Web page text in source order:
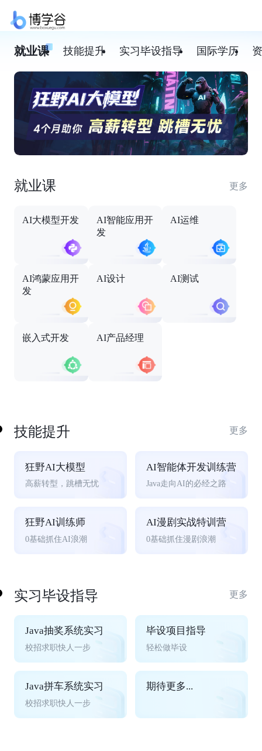
就业课 技能提升 实习毕设指导 国际学历
就业课 更多
AI大模型开发
AI智能应用开
发
AI运维
AI鸿蒙应用开
发
AI设计 AI测试
嵌入式开发 AI产品经理
技能提升 更多
狂野AI大模型
高薪转型，跳槽无忧
AI智能体开发训练营
Java走向AI的必经之路
狂野AI训练师
0基础抓住AI浪潮
AI漫剧实战特训营
0基础抓住漫剧浪潮
实习毕设指导 更多
Java抽奖系统实习
校招求职快人一步
毕设项目指导
轻松做毕设
Java拼车系统实习
校招求职快人一步
期待更多...